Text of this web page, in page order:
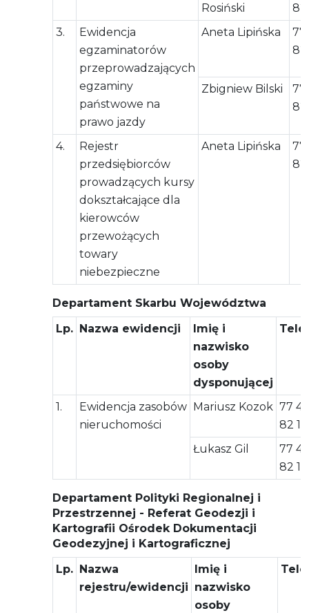
Rosiński
82
3.
Ewidencja
egzaminatorów
przeprowadzających
egzaminy
państwowe na
prawo jazdy
Aneta Lipińska
77
82
Zbigniew Bilski
77
82
4.
Rejestr
przedsiębiorców
prowadzących kursy
dokształcające dla
kierowców
przewożących
towary
niebezpieczne
Aneta Lipińska
77
82
Departament Skarbu Województwa
Lp. Nazwa ewidencji
Imię i
nazwisko
osoby
dysponującej
1.
Ewidencja zasobów
nieruchomości
Mariusz Kozok 77 44
82
Łukasz Gil
77 44
82
Departament Polityki Regionalnej i
Przestrzennej - Referat Geodezji i
Kartografii Ośrodek Dokumentacji
Geodezyjnej i Kartograficznej
Lp. Nazwa
rejestru/ewidencji
Imię i
nazwisko
osoby